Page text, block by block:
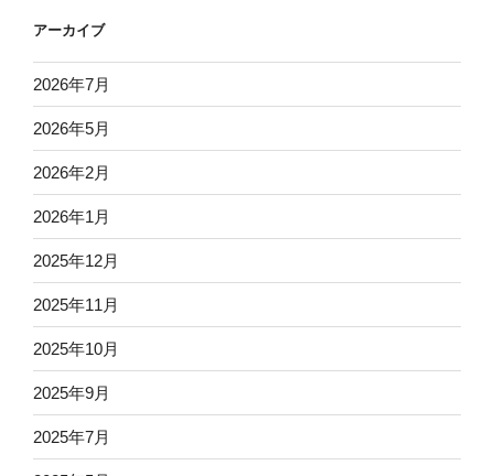
アーカイブ
2026年7月
2026年5月
2026年2月
2026年1月
2025年12月
2025年11月
2025年10月
2025年9月
2025年7月